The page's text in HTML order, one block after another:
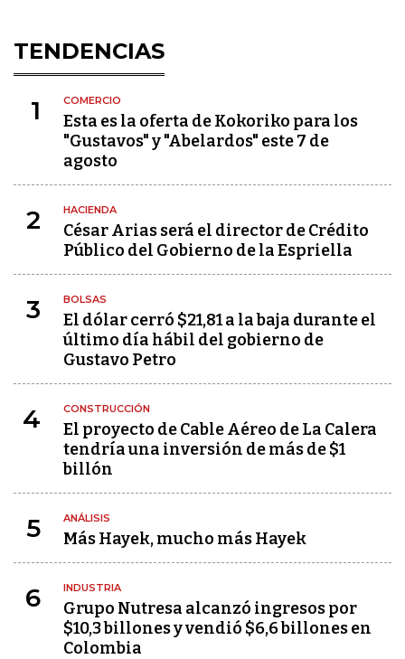
TENDENCIAS
1 COMERCIO
Esta es la oferta de Kokoriko para los
"Gustavos" y "Abelardos" este 7 de
agosto
2 HACIENDA
César Arias será el director de Crédito
Público del Gobierno de la Espriella
3 BOLSAS
El dólar cerró $21,81 a la baja durante el
último día hábil del gobierno de
Gustavo Petro
4 CONSTRUCCIÓN
El proyecto de Cable Aéreo de La Calera
tendría una inversión de más de $1
billón
5 ANÁLISIS
Más Hayek, mucho más Hayek
6 INDUSTRIA
Grupo Nutresa alcanzó ingresos por
$10,3 billones y vendió $6,6 billones en
Colombia